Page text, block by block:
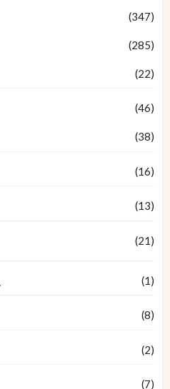
(347)
(285)
(22)
(46)
(38)
(16)
(13)
(21)
(1)
(8)
(2)
(7)